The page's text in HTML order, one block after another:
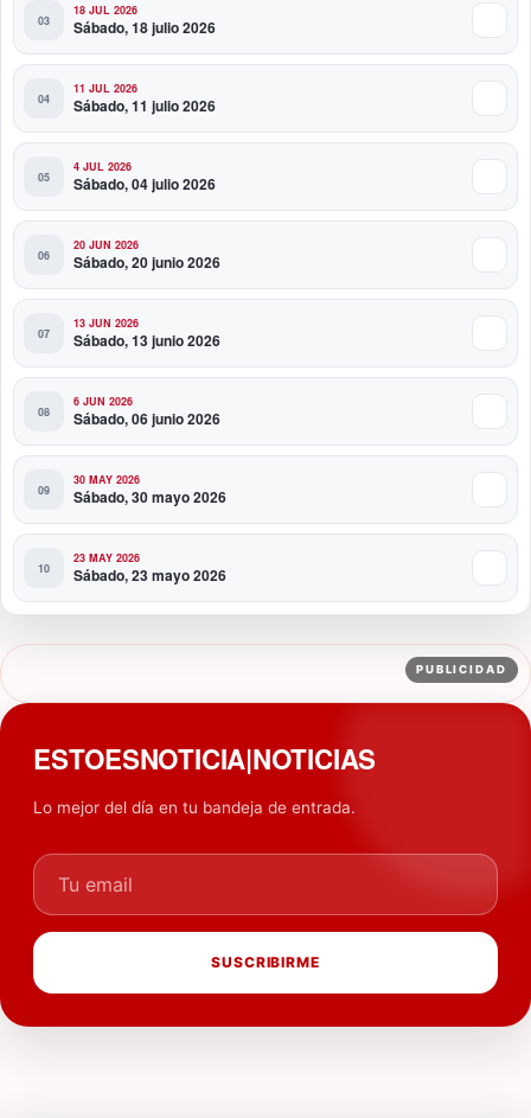
18 JUL 2026
Sábado, 18 julio 2026
11 JUL 2026
Sábado, 11 julio 2026
4 JUL 2026
Sábado, 04 julio 2026
20 JUN 2026
Sábado, 20 junio 2026
13 JUN 2026
Sábado, 13 junio 2026
6 JUN 2026
Sábado, 06 junio 2026
30 MAY 2026
Sábado, 30 mayo 2026
23 MAY 2026
Sábado, 23 mayo 2026
PUBLICIDAD
ESTOESNOTICIA|NOTICIAS
Lo mejor del día en tu bandeja de entrada.
Tu email
SUSCRIBIRME